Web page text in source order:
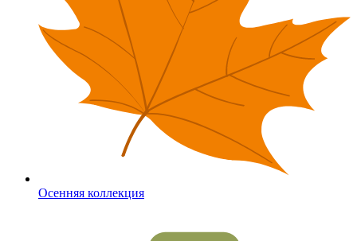
Осенняя коллекция